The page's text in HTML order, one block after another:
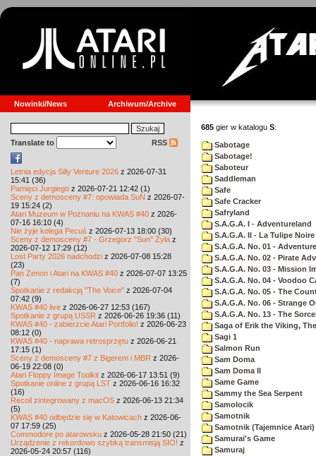
Nowinki/News Archiwum/Archive
Translate to RSS
Letnia edycja Silly Venture 2026 z 2026-07-31
15:41 (36)
Pamięci Jurgiego z 2026-07-21 12:42 (1)
Sceny z demosceny #7: opowiada SuN z 2026-07-
19 15:24 (2)
Atari Muzeum w Poznaniu na KWAS #40 z 2026-
07-16 16:10 (4)
Nie żyje kolega Pecuś z 2026-07-13 18:00 (30)
Sceny z demosceny #7 - Grzegorz "Sun" Żyła z
2026-07-12 17:29 (12)
Lost Party 2026 nadchodzi z 2026-07-08 15:28
(23)
Pan Zenon i Atari na KWAS #40 z 2026-07-07 13:25
(7)
Spotkanie z redakcją "The Voice" z 2026-07-04
07:42 (9)
KWAS #40 live z 2026-06-27 12:53 (167)
Spotkanie z grupą USSR z 2026-06-26 19:36 (11)
KWAS #40 - zabierzcie Atari Portfolio! z 2026-06-23
08:12 (0)
KWAS #40 - naprawa retrosprzętu z 2026-06-21
17:15 (1)
Sceny z demosceny #7 z Bigerem i MBR z 2026-
06-19 22:08 (0)
Atari Floppy Image Toolkit z 2026-06-17 13:51 (9)
Spotkanie online z grupą LST z 2026-06-16 16:32
(16)
Recoil zintegrowany z macOS z 2026-06-13 21:34
(5)
KWAS #40 odbędzie się w Katowicach z 2026-06-
07 17:59 (25)
Commodore po atarowsku z 2026-05-28 21:50 (21)
Urządzenie z rekordowo szybką transmisją SIO! z
2026-05-24 20:57 (116)
685 gier w katalogu S:
Sabotage
Sabotage!
Saboteur
Saddleman
Safe
Safe Cracker
Safryland
S.A.G.A. I - Adventureland
S.A.G.A. II - La Tulipe Noire
S.A.G.A. No. 01 -
S.A.G.A. No. 02 - Pirate
S.A.G.A. No. 03 - Mission
S.A.G.A. No. 04 - Voodoo
S.A.G.A. No. 05 - The
S.A.G.A. No. 06 - Strange
S.A.G.A. No. 13 - The
Saga of Erik the Viking, The
Sagi 1
Salmon Run
Sam Doma
Sam Doma II
Same Game
Sammy the Sea Serpent
Samolocik
Samotnik
Samotnik (Tajemnice Atari)
Samurai's Game
Samuraj